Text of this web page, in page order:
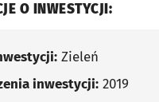
O INWESTYCJI:
Zieleń
inwestycji: 2019